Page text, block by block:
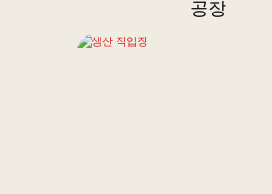
공장